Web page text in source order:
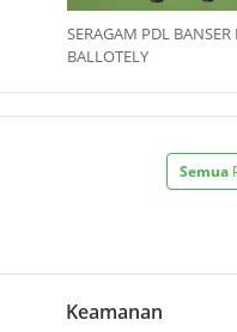
SERAGAM PDL
BALLOTELY
Semua
Keamanan